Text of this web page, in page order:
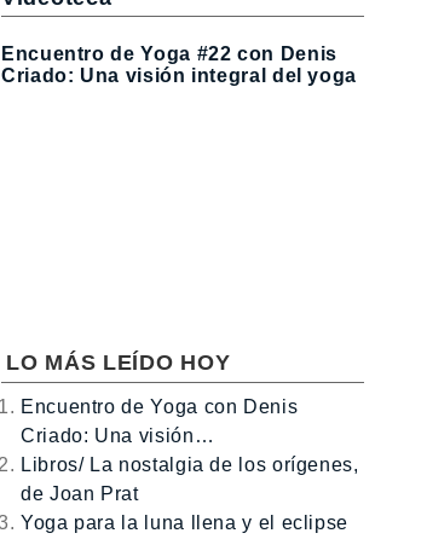
Encuentro de Yoga #22 con Denis
Criado: Una visión integral del yoga
LO MÁS LEÍDO HOY
Encuentro de Yoga con Denis
Criado: Una visión…
Libros/ La nostalgia de los orígenes,
de Joan Prat
Yoga para la luna llena y el eclipse